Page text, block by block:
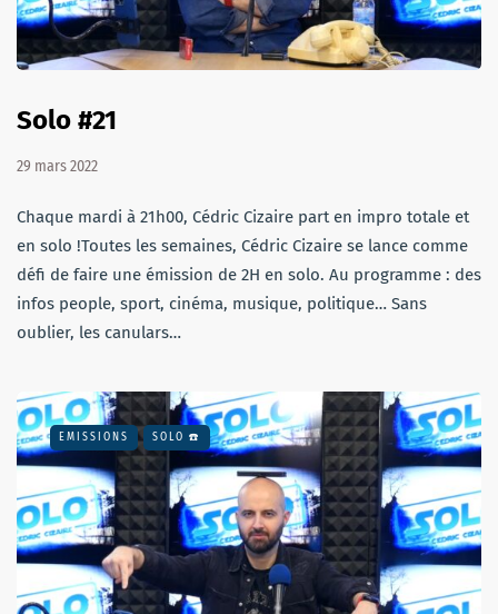
Solo #21
29 mars 2022
Chaque mardi à 21h00, Cédric Cizaire part en impro totale et
en solo !Toutes les semaines, Cédric Cizaire se lance comme
défi de faire une émission de 2H en solo. Au programme : des
infos people, sport, cinéma, musique, politique… Sans
oublier, les canulars…
EMISSIONS SOLO ☎️